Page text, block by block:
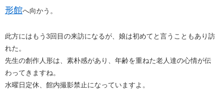
形館​​へ向かう。
此方にはもう3回目の来訪になるが、娘は初めてと言うこともあり訪
れた。
先生の創作人形は、素朴感があり、年齢を重ねた老人達の心情が伝
わってきますね。
水曜日定休、館内撮影禁止になっていますよ。